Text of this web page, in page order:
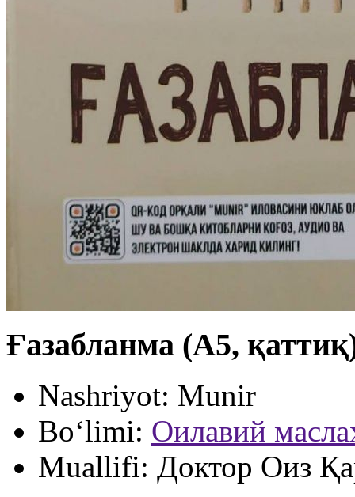
Ғазабланма (А5,
Nashriyot: Munir
Bo‘limi: Оилавий
Muallifi: Доктор Оиз